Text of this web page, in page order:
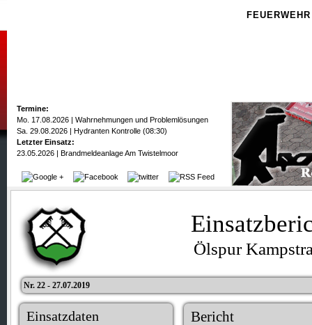
FEUERWEHR
Termine:
Mo. 17.08.2026 | Wahrnehmungen und Problemlösungen
Sa. 29.08.2026 | Hydranten Kontrolle (08:30)
Letzter Einsatz:
23.05.2026 | Brandmeldeanlage Am Twistelmoor
Ölspur
Nr. 22 - 27.07.2019
Einsatzdaten Bericht